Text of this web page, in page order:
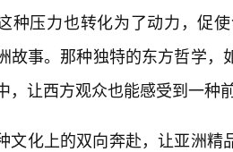
种压力也转化为了动力，促
故事。那种独特的东方哲学，
，让西方观众也能感受到一种
文化上的双向奔赴，让亚洲精